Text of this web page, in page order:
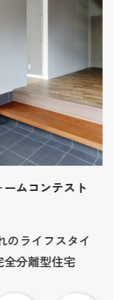
テスト
スタイ
住宅